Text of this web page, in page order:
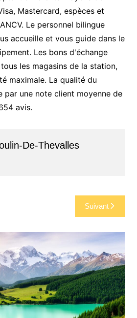
Mastercard, espèces et
Le personnel bilingue
accueille et vous guide dans le
Les bons d'échange
les magasins de la station,
maximale. La qualité du
par une note client moyenne de
avis.
De-Thevalles
Suivant